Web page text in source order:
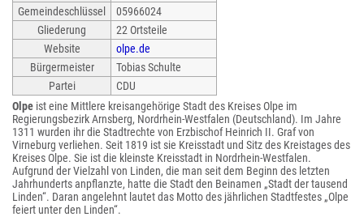
Gemeindeschlüssel
05966024
Gliederung
22 Ortsteile
Website
olpe.de
Bürgermeister
Tobias Schulte
Partei
CDU
Olpe ist eine Mittlere kreisangehörige Stadt des Kreises Olpe im
Regierungsbezirk Arnsberg, Nordrhein-Westfalen (Deutschland). Im Jahre
1311 wurden ihr die Stadtrechte von Erzbischof Heinrich II. Graf von
Virneburg verliehen. Seit 1819 ist sie Kreisstadt und Sitz des Kreistages des
Kreises Olpe. Sie ist die kleinste Kreisstadt in Nordrhein-Westfalen.
Aufgrund der Vielzahl von Linden, die man seit dem Beginn des letzten
Jahrhunderts anpflanzte, hatte die Stadt den Beinamen „Stadt der tausend
Linden“. Daran angelehnt lautet das Motto des jährlichen Stadtfestes „Olpe
feiert unter den Linden“.